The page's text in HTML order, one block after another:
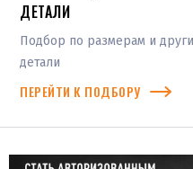
ДЕТАЛИ
Подбор по размерам и
детали
ПЕРЕЙТИ К ПОДБОРУ